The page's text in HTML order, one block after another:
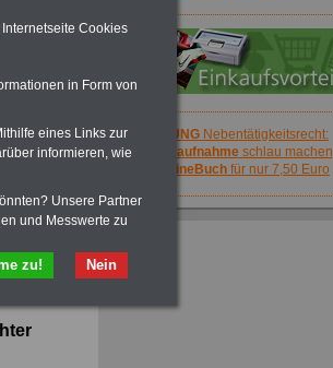
sich
sie
ausüben.
für 7,50
ACHTUNG Nebentätigkeitsrecht:
vor Jobaufnahmeschlau machen
OnlineBuch für nur 7,50 Euro
Cookies
in Form von
eines Links zur
informieren, wie
Unsere Partner
und Messwerte zu
Nein
zu!